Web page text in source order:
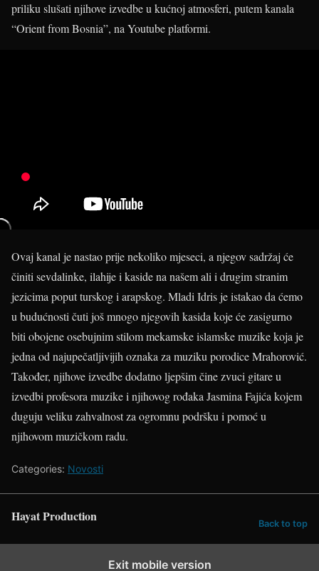
priliku slušati njihove izvedbe u kućnoj atmosferi, putem kanala
“Orient from Bosnia”, na Youtube platformi.
Ovaj kanal je nastao prije nekoliko mjeseci, a njegov sadržaj će
činiti sevdalinke, ilahije i kaside na našem ali i drugim stranim
jezicima poput turskog i arapskog. Mladi Idris je istakao da ćemo
u budućnosti čuti još mnogo njegovih kasida koje će zasigurno
biti obojene osebujnim stilom mekamske islamske muzike koja je
jedna od najupečatljivijih oznaka za muziku porodice Mrahorović.
Također, njihove izvedbe dodatno ljepšim čine zvuci gitare u
izvedbi profesora muzike i njihovog rođaka Jasmina Fajića kojem
duguju veliku zahvalnost za ogromnu podršku i pomoć u
njihovom muzičkom radu.
Categories: Novosti
Hayat Production Back to top
Exit mobile version